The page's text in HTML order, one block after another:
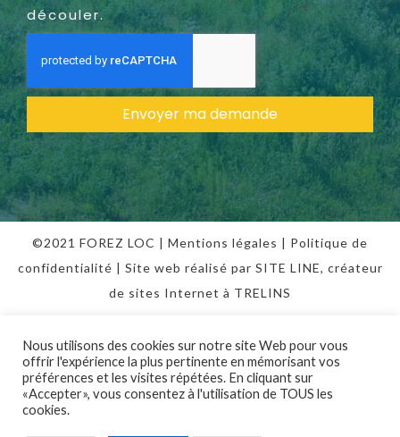
découler.
Envoyer ma demande
©2021 FOREZ LOC | Mentions légales | Politique de
confidentialité | Site web réalisé par SITE LINE, créateur
de sites Internet à TRELINS
Nous utilisons des cookies sur notre site Web pour vous
offrir l'expérience la plus pertinente en mémorisant vos
préférences et les visites répétées. En cliquant sur
«Accepter», vous consentez à l'utilisation de TOUS les
cookies.